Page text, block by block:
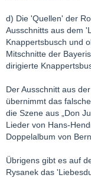
d) Die 'Quellen' der
Ausschnitts aus dem
Knappertsbusch und
Mitschnitte der
dirigierte
Der Ausschnitt aus
übernimmt das
die Szene aus „Don
Lieder von Hans-
Doppelalbum von
Übrigens gibt es auf
Rysanek das